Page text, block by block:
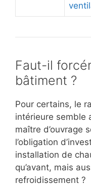
Faut-il
bâtiment ?
Pour certains, le
intérieure semble
maître d’ouvrage
l’obligation
installation de
qu’avant, mais
refroidissement ?